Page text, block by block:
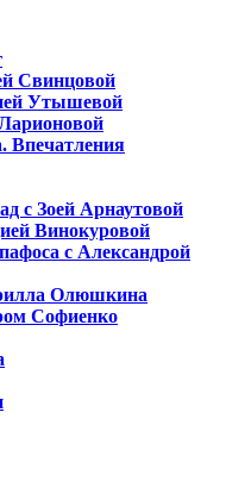
Свинцовой
Утышевой
Впечатления
с Зоей Арнаутовой
Винокуровой
с Александрой
Олюшкина
Софиенко